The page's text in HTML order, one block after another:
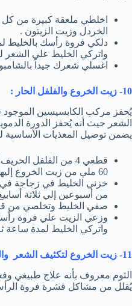
اخلطي ملعقة كبيرة من
الخردل وزيت الزيتون .
واتركي الخليط علي
اغسلي شعرك جيداً بالشامبو
10- زيت الخروع والفلفل الحار :
يُحفز مركب الكابسيسين
الشعر حيث أنه يُحفز الدورة
يضمن توصيل المغذيات
قطعي 4 من الفلفل
60 ملي من زيت الخروع إليها .
خزني الخليط في زجاجة
من أسبوعين إلي ثلاثة
صفي الخليط وتخلصي من
وزعي الزيت علي فروة
واتركي الخليط لمدة ساعة
11- زيت الخروع لتكثيف الشعر والثوم :
الثوم معروف بأنه علاج طبيغي
يُقلل من مشاكل قشرة فروة